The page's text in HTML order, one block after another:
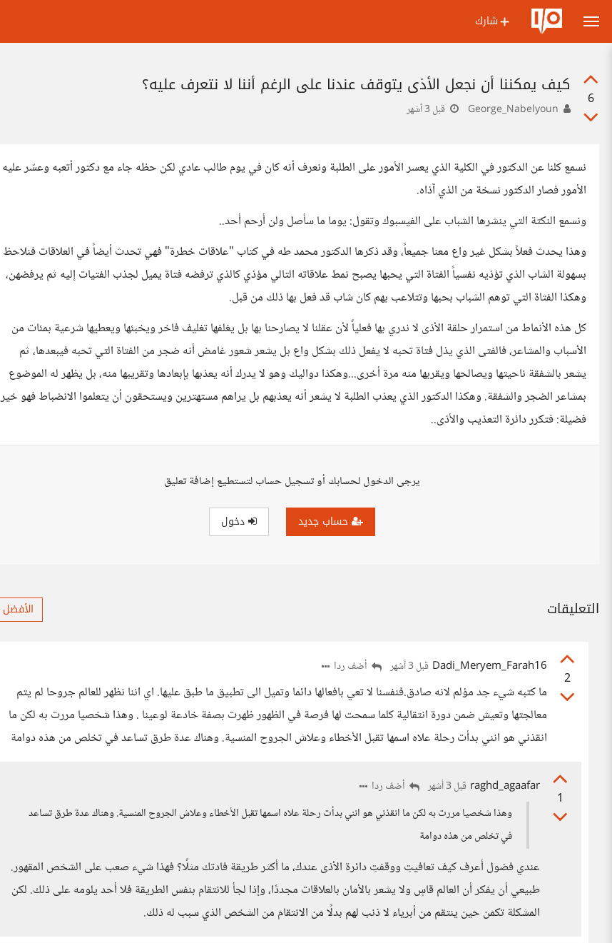
شارك
6
كيف يمكننا أن نجعل الأذى يتوقف عندنا على الرغم أننا لا نتعرف عليه؟
قبل 3 أشهر
نسمع كلنا عن الدكتور في الكلية الذي يعسر الأمور على الطلبة ونعرف أنه كان في يوم طالب عادي لكن حظه جاء مع دكتور أتعبه وعسّر عليه
الأمور فصار الدكتور نسخة من الذي آذاه.
ونسمع النكتة التي ينشرها الشباب على الفيسبوك وتقول: يوما ما سأصل ولن أرحم أحد..
وهذا يحدث فعلاً بشكل غير واع معنا جميعاً، وقد ذكرها الدكتور محمد طه في كتاب "علاقات خطرة" فهي تحدث أيضاً في العلاقات فنلاحظ
بسهولة الشاب الذي تؤذيه نفسياً الفتاة التي يحبها يصبح نمط علاقاته التالي مؤذي كالذي ترفضه فتاة يميل لجذب الفتيات إليه ثم يرفضهن،
وهكذا الفتاة التي توهم الشباب بحبها وتتلاعب بهم كان شاب قد فعل بها ذلك من قبل.
كل هذه الأنماط من استمرار حلقة الأذى لا ندري بها فعلياً لأن عقلنا لا يصارحنا بها بل يغلفها تغليف فاخر ويخبئها ويعطيها شرعية بمئات من
الأسباب والمشاعر، فالفتى الذي يذل فتاة تحبه لا يفعل ذلك بشكل واع بل يشعر شعور غامض أنه ضجر من الفتاة التي تحبه فيبعدها، ثم
يشعر بالشفقة ناحيتها ويصالحها ويقربها منه مرة أخرى...وهكذا دواليك وهو لا يدرك أنه يعذبها بإبعادها وتقريبها منه، بل يظهر له الموضوع
بمشاعر الضجر والشفقة. وهكذا الدكتور الذي يعذب الطلبة لا يشعر أنه يعذبهم بل يراهم مستهترين ويستحقون أن يتعلموا الانضباط فهو خير
فضيلة: فتكرر دائرة التعذيب والأذى..
يرجى الدخول لحسابك أو تسجيل حساب لتستطيع إضافة تعليق
حساب جديد دخول
التعليقات الأفضل
2
Dadi_Meryem_Farah16 قبل 3 أشهر أضف ردا
ما كتبه شيء جد مؤلم لانه صادق.فنفسنا لا تعي بافعالها دائما وتميل الى تطبيق ما طبق عليها. اي اننا نظهر للعالم جروحا لم يتم
معالجتها وتعيش ضمن دورة انتقالية كلما سمحت لها فرصة في الظهور ظهرت بصفة خادعة لوعينا . وهذا شخصيا مررت به لكن ما
انقذني هو انني بدأت رحلة علاه اسمها تقبل الأخطاء وعلاش الجروح المنسية. وهناك عدة طرق تساعد في تخلص من هذه دوامة
1
raghd_agaafar قبل 3 أشهر
أضف ردا
وهذا شخصيا مررت به لكن ما انقذني هو انني بدأت رحلة علاه اسمها تقبل الأخطاء وعلاش الجروح المنسية. وهناك عدة طرق تساعد
في تخلص من هذه دوامة
عندي فضول أعرف كيف تعافيتِ ووقفتِ دائرة الأذى عندك، ما أكثر طريقة فادتك مثلًا؟ فهذا شيء صعب على الشخص المقهور.
طبيعي أن يفكر أن العالم قاسٍ ولا يشعر بالأمان بالعلاقات مجددًا، وإذا لجأ للانتقام بنفس الطريقة فلا أحد يلومه على ذلك. لكن
المشكلة تكمن حين ينتقم من أبرياء لا ذنب لهم بدلًا من الانتقام من الشخص الذي سبب له ذلك.